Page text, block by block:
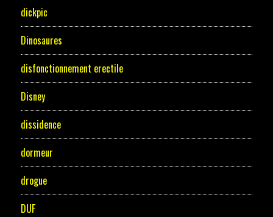
dickpic
Dinosaures
disfonctionnement erectile
Disney
dissidence
dormeur
drogue
DUF